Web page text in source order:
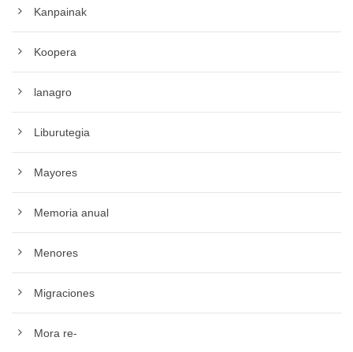
Kanpainak
Koopera
lanagro
Liburutegia
Mayores
Memoria anual
Menores
Migraciones
Mora re-